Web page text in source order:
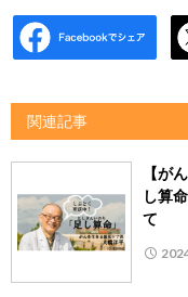
関連記事
【が
し算
て